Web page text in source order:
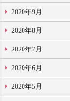
2020年9月
2020年8月
2020年7月
2020年6月
2020年5月